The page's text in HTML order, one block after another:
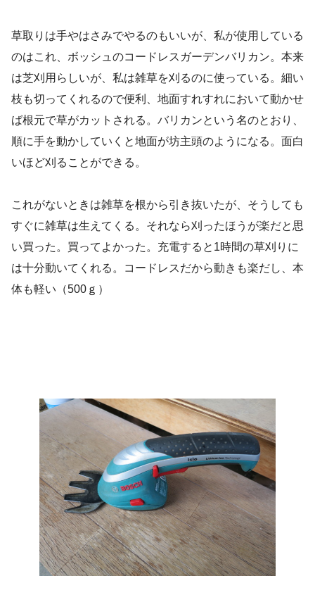
草取りは手やはさみでやるのもいいが、私が使用している
のはこれ、ボッシュのコードレスガーデンバリカン。本来
は芝刈用らしいが、私は雑草を刈るのに使っている。細い
枝も切ってくれるので便利、地面すれすれにおいて動かせ
ば根元で草がカットされる。バリカンという名のとおり、
順に手を動かしていくと地面が坊主頭のようになる。面白
いほど刈ることができる。
これがないときは雑草を根から引き抜いたが、そうしても
すぐに雑草は生えてくる。それなら刈ったほうが楽だと思
い買った。買ってよかった。充電すると1時間の草刈りに
は十分動いてくれる。コードレスだから動きも楽だし、本
体も軽い（500ｇ）